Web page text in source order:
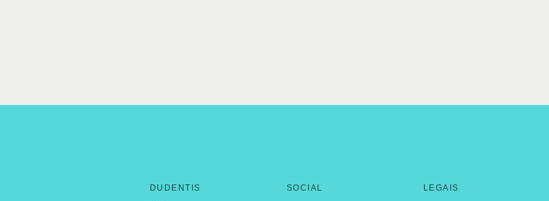
DUDENTIS SOCIAL LEGAIS